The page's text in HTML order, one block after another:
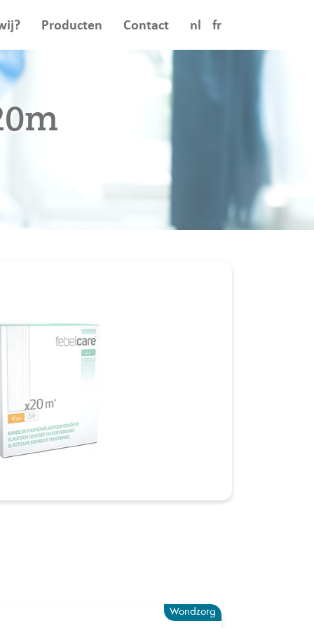
Producten Contact nl fr
Wondzorg